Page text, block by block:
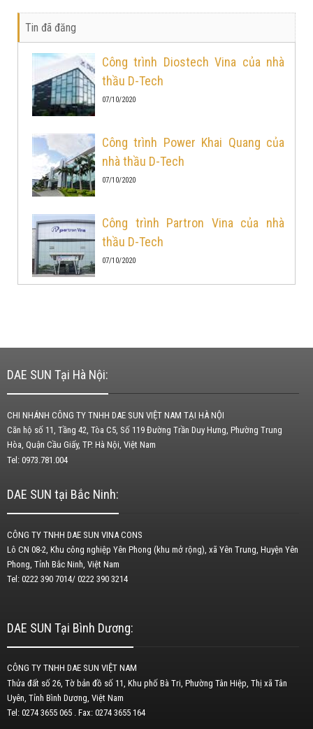
Tin đã đăng
Công trình Diostech Vina của nhà
thầu D-Tech
07/10/2020
Công trình Power Khai Quang của
nhà thầu D-Tech
07/10/2020
Công trình Partron Vina của nhà
thầu D-Tech
07/10/2020
DAE SUN Tại Hà Nội:
CHI NHÁNH CÔNG TY TNHH DAE SUN VIỆT NAM TẠI HÀ NỘI
Căn hộ số 11, Tầng 42, Tòa C5, Số 119 Đường Trần Duy Hưng, Phường Trung
Hòa, Quận Cầu Giấy, TP. Hà Nội, Việt Nam
Tel: 0973.781.004
DAE SUN tại Bắc Ninh:
CÔNG TY TNHH DAE SUN VINA CONS
Lô CN 08-2, Khu công nghiệp Yên Phong (khu mở rộng), xã Yên Trung, Huyện Yên
Phong, Tỉnh Bắc Ninh, Việt Nam
Tel: 0222 390 7014/ 0222 390 3214
DAE SUN Tại Bình Dương:
CÔNG TY TNHH DAE SUN VIỆT NAM
Thửa đất số 26, Tờ bản đồ số 11, Khu phố Bà Tri, Phường Tân Hiệp, Thị xã Tân
Uyên, Tỉnh Bình Dương, Việt Nam
Tel: 0274 3655 065 . Fax: 0274 3655 164